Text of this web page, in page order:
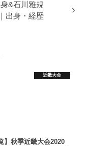
&石川雅規
出身・経歴
近畿大会
】秋季近畿大会2020